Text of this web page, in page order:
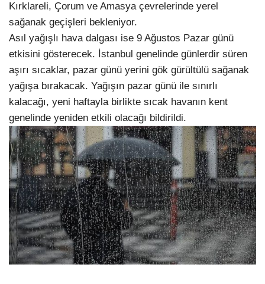
Kırklareli, Çorum ve Amasya çevrelerinde yerel
sağanak geçişleri bekleniyor.
Asıl yağışlı hava dalgası ise 9 Ağustos Pazar günü
etkisini gösterecek. İstanbul genelinde günlerdir süren
aşırı sıcaklar, pazar günü yerini gök gürültülü sağanak
yağışa bırakacak. Yağışın pazar günü ile sınırlı
kalacağı, yeni haftayla birlikte sıcak havanın kent
genelinde yeniden etkili olacağı bildirildi.